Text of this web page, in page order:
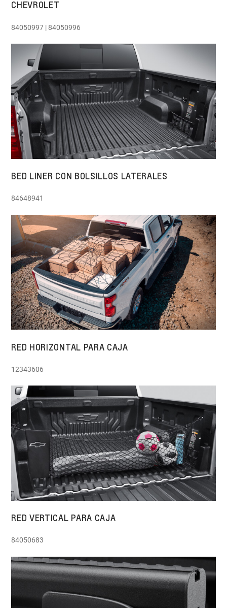
CHEVROLET
84050997 | 84050996
BED LINER CON BOLSILLOS LATERALES
84648941
RED HORIZONTAL PARA CAJA
12343606
RED VERTICAL PARA CAJA
84050683